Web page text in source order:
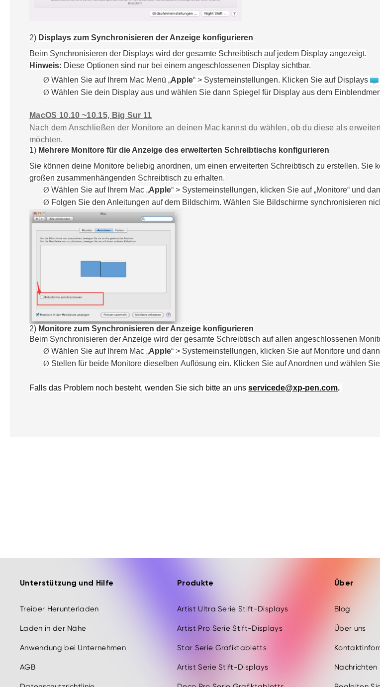
2) Displays zum Synchronisieren der Anzeige konfigurieren
Beim Synchronisieren der Displays wird der gesamte Schreibtisch auf jedem Display angezeigt.
Hinweis: Diese Optionen sind nur bei einem angeschlossenen Display sichtbar.
ØWählen Sie auf Ihrem Mac Menü „Apple“ > Systemeinstellungen. Klicken Sie auf Displays
ØWählen Sie dein Display aus und wählen Sie dann Spiegel für Display aus dem
MacOS 10.10 ~10.15, Big Sur 11
Nach dem Anschließen der Monitore an deinen Mac kannst du wählen, ob du diese als
möchten.
1) Mehrere Monitore für die Anzeige des erweiterten Schreibtischs konfigurieren
Sie können deine Monitore beliebig anordnen, um einen erweiterten Schreibtisch zu erstellen. Sie k
großen zusammenhängenden Schreibtisch zu erhalten.
ØWählen Sie auf Ihrem Mac „Apple“ > Systemeinstellungen, klicken Sie auf „Monitore“ und
Ø Folgen Sie den Anleitungen auf dem Bildschirm. Wählen Sie Bildschirme synchronisieren
2) Monitore zum Synchronisieren der Anzeige konfigurieren
Beim Synchronisieren der Anzeige wird der gesamte Schreibtisch auf allen angeschlossenen
ØWählen Sie auf Ihrem Mac „Apple“ > Systemeinstellungen, klicken Sie auf Monitore und
Ø Stellen für beide Monitore dieselben Auflösung ein. Klicken Sie aufAnordnen und wählen Sie
Falls das Problem noch besteht, wenden Sie sich bitte an uns servicede@xp-pen.com.
Unterstützung und Hilfe
Treiber Herunterladen
Laden in der Nähe
Anwendung bei Unternehmen
AGB
Produkte
Artist Ultra Serie Stift-Displays
Artist Pro Serie Stift-Displays
Star Serie Grafiktabletts
Artist Serie Stift-Displays
Über
Blog
Über uns
Nachrichten